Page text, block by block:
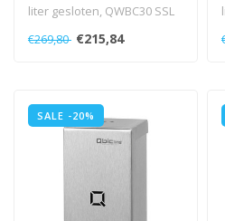
liter gesloten, QWBC30 SSL
€269,80 €215,84
SALE -20%